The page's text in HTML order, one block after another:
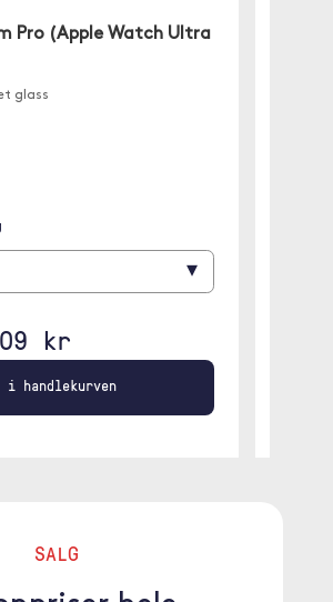
Pro (Apple Watch Ultra
glass
▾
kr
handlekurven
SALG